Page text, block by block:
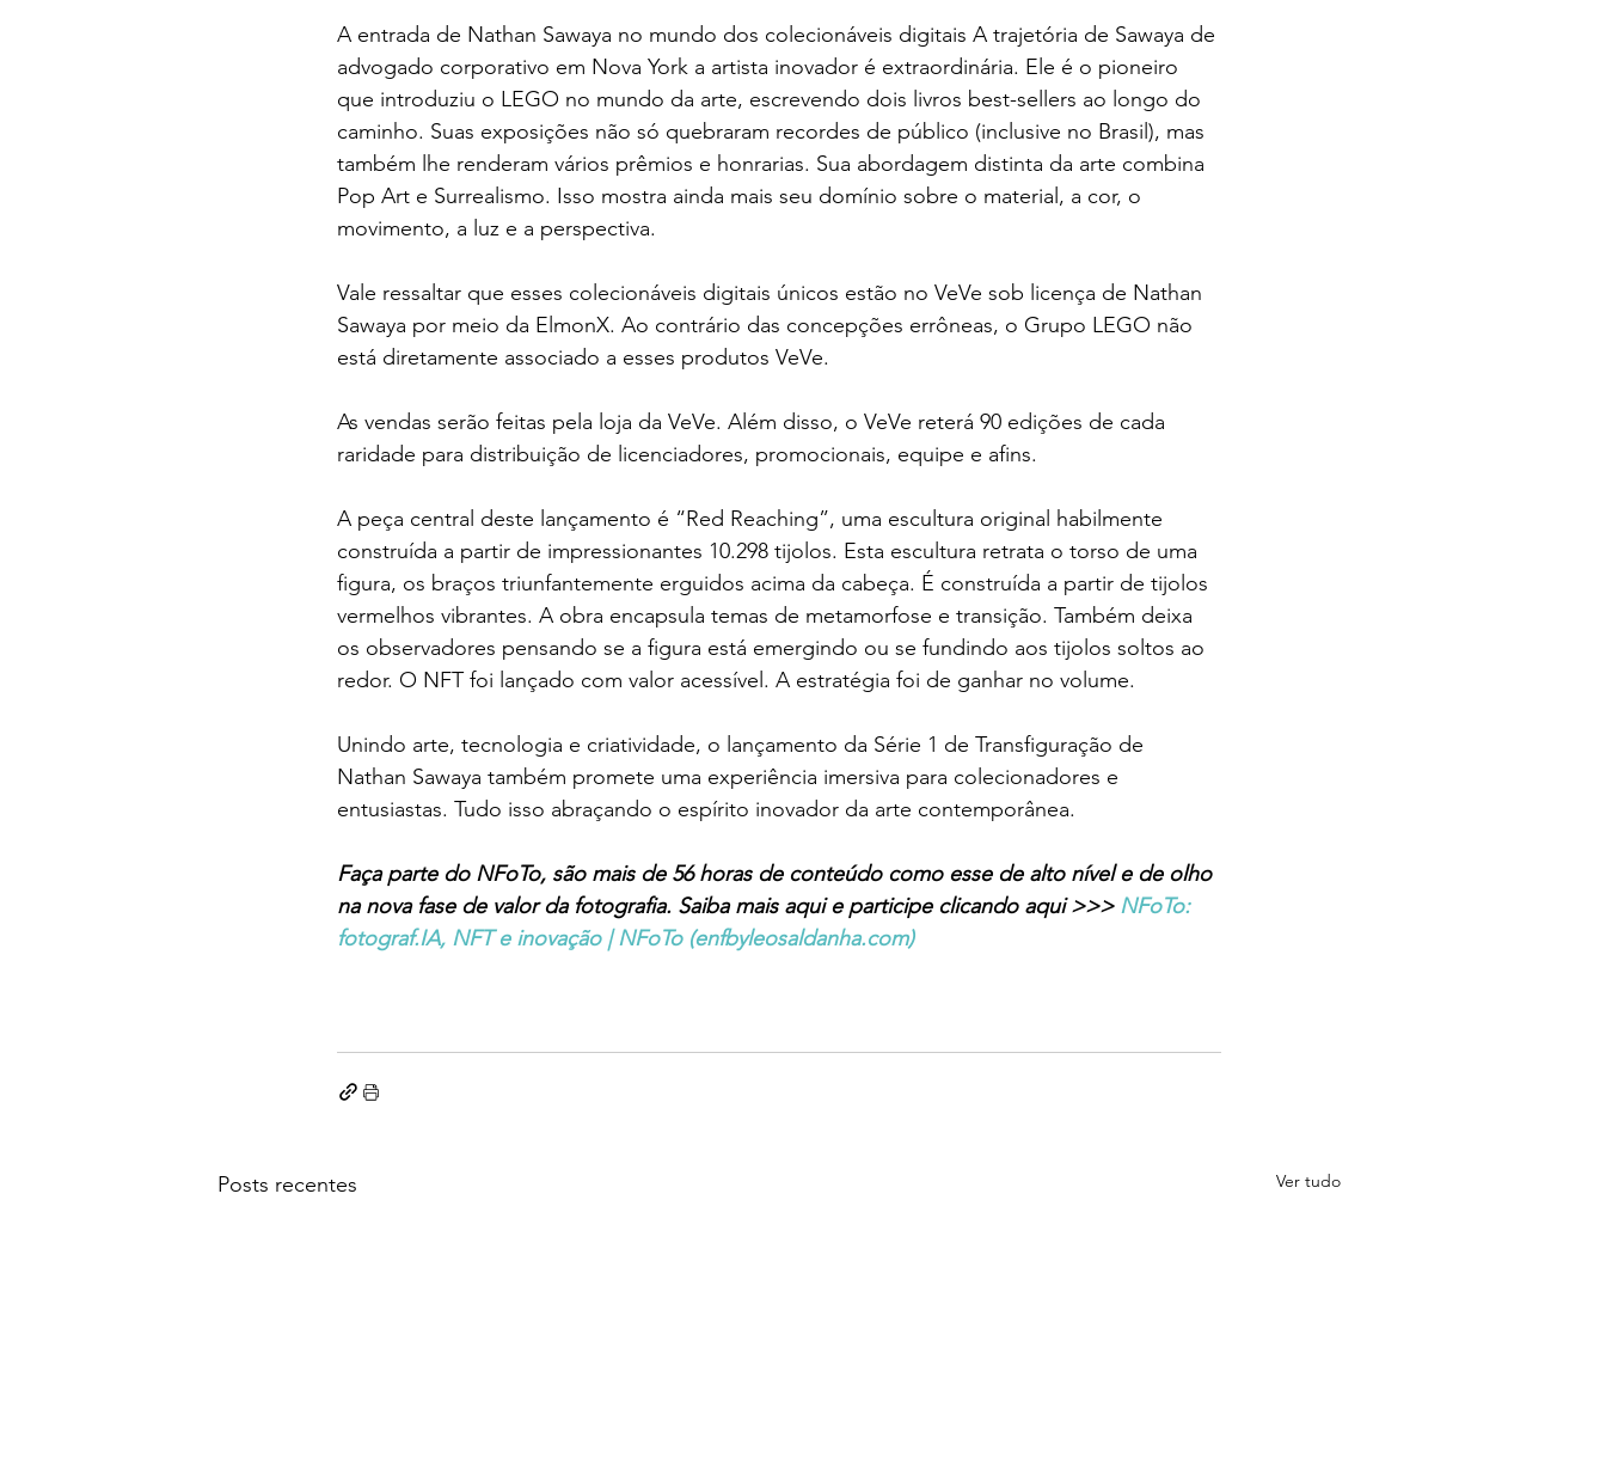
A entrada de Nathan Sawaya no mundo dos colecionáveis digitais A trajetória de Sawaya de
advogado corporativo em Nova York a artista inovador é extraordinária. Ele é o pioneiro
que introduziu o LEGO no mundo da arte, escrevendo dois livros best-sellers ao longo do
caminho. Suas exposições não só quebraram recordes de público (inclusive no Brasil), mas
também lhe renderam vários prêmios e honrarias. Sua abordagem distinta da arte combina
Pop Art e Surrealismo. Isso mostra ainda mais seu domínio sobre o material, a cor, o
movimento, a luz e a perspectiva.
Vale ressaltar que esses colecionáveis digitais únicos estão no VeVe sob licença de Nathan
Sawaya por meio da ElmonX. Ao contrário das concepções errôneas, o Grupo LEGO não
está diretamente associado a esses produtos VeVe.
As vendas serão feitas pela loja da VeVe. Além disso, o VeVe reterá 90 edições de cada
raridade para distribuição de licenciadores, promocionais, equipe e afins.
A peça central deste lançamento é “Red Reaching”, uma escultura original habilmente
construída a partir de impressionantes 10.298 tijolos. Esta escultura retrata o torso de uma
figura, os braços triunfantemente erguidos acima da cabeça. É construída a partir de tijolos
vermelhos vibrantes. A obra encapsula temas de metamorfose e transição. Também deixa
os observadores pensando se a figura está emergindo ou se fundindo aos tijolos soltos ao
redor. O NFT foi lançado com valor acessível. A estratégia foi de ganhar no volume.
Unindo arte, tecnologia e criatividade, o lançamento da Série 1 de Transfiguração de
Nathan Sawaya também promete uma experiência imersiva para colecionadores e
entusiastas. Tudo isso abraçando o espírito inovador da arte contemporânea.
Faça parte do NFoTo, são mais de 56 horas de conteúdo como esse de alto nível e de olho
na nova fase de valor da fotografia. Saiba mais aqui e participe clicando aqui >>> NFoTo:
fotograf.IA, NFT e inovação | NFoTo (enfbyleosaldanha.com)
Posts recentes Ver tudo